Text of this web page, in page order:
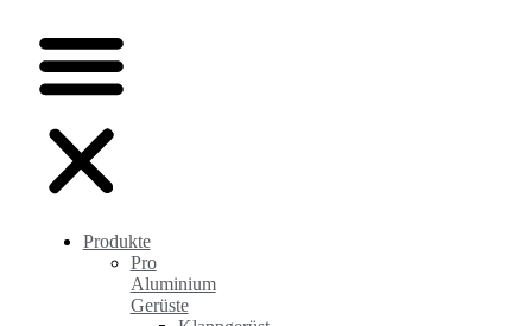
Produkte
Pro
Aluminium
Gerüste